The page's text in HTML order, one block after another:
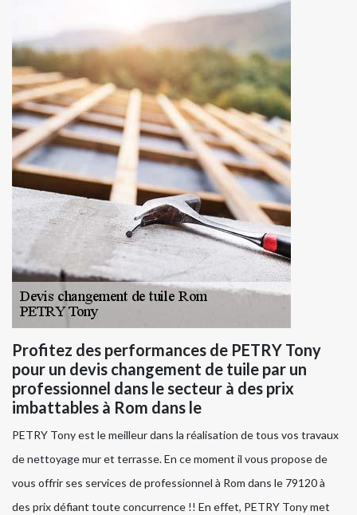
Profitez des performances de PETRY Tony
pour un devis changement de tuile par un
professionnel dans le secteur à des prix
imbattables à Rom dans le
PETRY Tony est le meilleur dans la réalisation de tous vos travaux
de nettoyage mur et terrasse. En ce moment il vous propose de
vous offrir ses services de professionnel à Rom dans le 79120 à
des prix défiant toute concurrence !! En effet, PETRY Tony met